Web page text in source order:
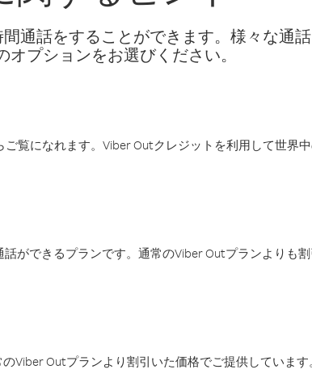
通話をすることができます。様々な通
オプションをお選びください。
覧になれます。Viber Outクレジットを利用して世界
ができるプランです。通常のViber Outプランよりも
Viber Outプランより割引いた価格でご提供しています